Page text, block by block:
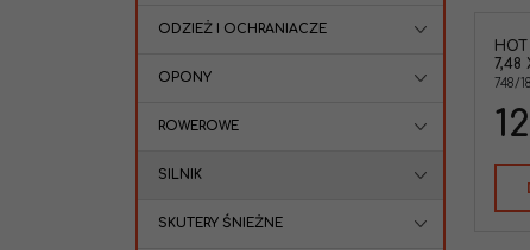
7,48
748/
ODZIEŻ I OCHRANIACZE
OPONY
ROWEROWE
SILNIK
SKUTERY ŚNIEŻNE